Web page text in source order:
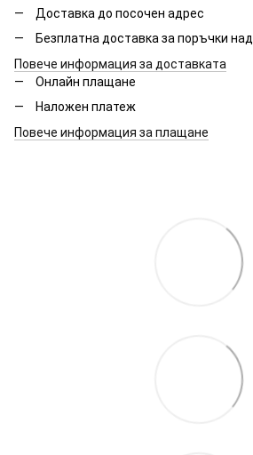
Доставка до посочен адрес
Безплатна доставка за поръчки над
Повече информация за доставката
Онлайн плащане
Наложен платеж
Повече информация за плащане